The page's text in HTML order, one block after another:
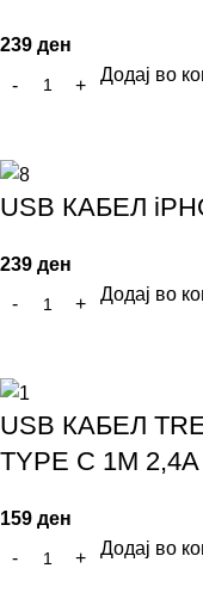
239 ден
Додај во
USB КАБЕЛ
239 ден
Додај во
USB КАБЕЛ
TYPE C 1M 2,4A
159 ден
Додај во